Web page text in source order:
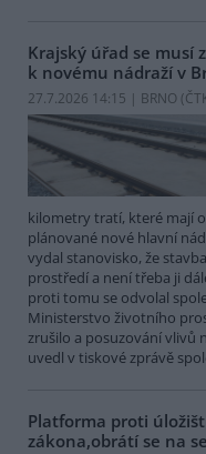
Krajský úřad se musí
k novému nádraží v
27.7.2026 14:15 | BRNO (
kilometry tratí, které mají
plánované nové hlavní
vydal stanovisko, že
prostředí a není třeba ji
proti tomu se odvolal
Ministerstvo životního
zrušilo a posuzování vlivů
uvedl v tiskové zprávě
Platforma proti
zákona,obrátí se na